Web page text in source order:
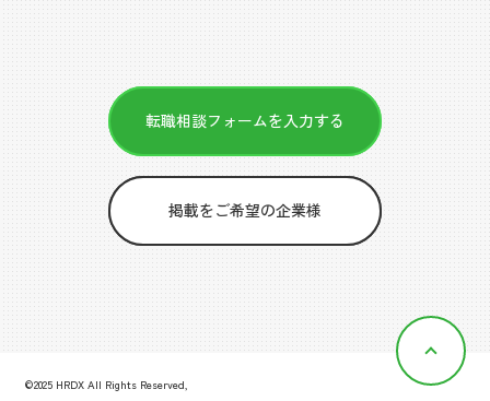
転職相談フォームを入力する
掲載をご希望の企業様
©2025 HRDX All Rights Reserved,